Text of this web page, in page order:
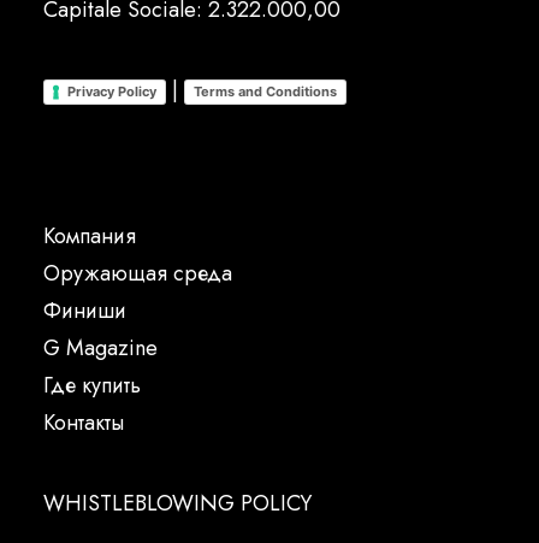
Capitale Sociale: 2.322.000,00
Privacy Policy | Terms and Conditions
Компания
Oружающая среда
Финиши
G Magazine
Где купить
Контакты
WHISTLEBLOWING POLICY